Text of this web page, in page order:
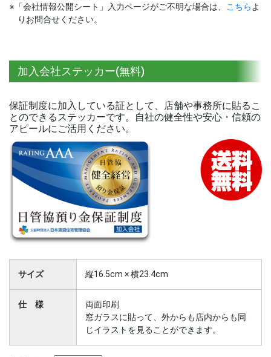
※「会社情報公開シート」入力ページがご不明な場合は、 こちらよ
りお問合せください。
加入会社ステッカー(無料)
保証制度に加入している証として、店舗や事務所に貼るこ
とのできるステッカーです。自社の健全性や安心・信頼の
アピールにご活用ください。
サイズ 縦16.5cm × 横23.4cm
仕 様
両面印刷
窓ガラスに貼って、外からも店内からも同
じイラストを見ることができます。